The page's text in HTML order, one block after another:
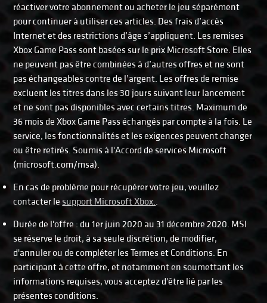
réactiver votre abonnement ou acheter le jeu séparément
pour continuer à utiliser ces articles. Des frais d’accès
Internet et des restrictions d’âge s’appliquent. Les remises
Xbox Game Pass sont basées sur le prix Microsoft Store. Elles
ne peuvent pas être combinées à d’autres offres et ne sont
pas échangeables contre de l’argent. Les offres de remise
excluent les titres dans les 30 jours suivant leur lancement
et ne sont pas disponibles avec certains titres. Maximum de
36 mois de Xbox Game Pass échangés par compte à la fois. Le
service, les fonctionnalités et les exigences peuvent changer
ou être retirés. Soumis à l'Accord de services Microsoft
(microsoft.com/msa).
En cas de problème pour récupérer votre jeu, veuillez
contacter le support Microsoft Xbox..
Durée de l'offre : du 1er juin 2020 au 31 décembre 2020. MSI
se réserve le droit, à sa seule discrétion, de modifier,
d'annuler ou de compléter les Termes et Conditions. En
participant à cette offre, et notamment en soumettant les
informations requises, vous acceptez d'être lié par les
présentes conditions.